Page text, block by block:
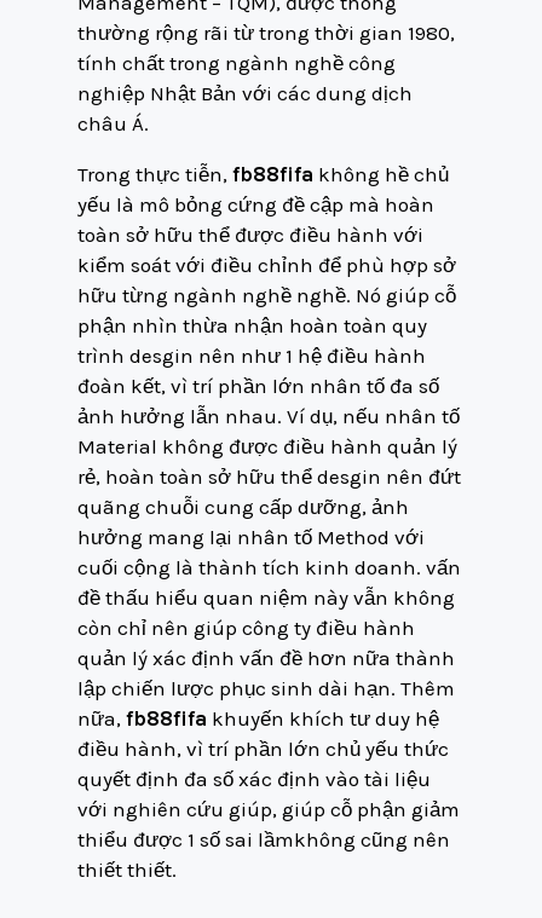
thường rộng rãi từ trong thời gian 1980,
tính chất trong ngành nghề công
nghiệp Nhật Bản với các dung dịch
châu Á.
Trong thực tiễn, fb88fifa không hề chủ
yếu là mô bỏng cứng đề cập mà hoàn
toàn sở hữu thể được điều hành với
kiểm soát với điều chỉnh để phù hợp sở
hữu từng ngành nghề nghề. Nó giúp cỗ
phận nhìn thừa nhận hoàn toàn quy
trình desgin nên như 1 hệ điều hành
đoàn kết, vì trí phần lớn nhân tố đa số
ảnh hưởng lẫn nhau. Ví dụ, nếu nhân tố
Material không được điều hành quản lý
rẻ, hoàn toàn sở hữu thể desgin nên đứt
quãng chuỗi cung cấp dưỡng, ảnh
hưởng mang lại nhân tố Method với
cuối cộng là thành tích kinh doanh. vấn
đề thấu hiểu quan niệm này vẫn không
còn chỉ nên giúp công ty điều hành
quản lý xác định vấn đề hơn nữa thành
lập chiến lược phục sinh dài hạn. Thêm
nữa, fb88fifa khuyến khích tư duy hệ
điều hành, vì trí phần lớn chủ yếu thức
quyết định đa số xác định vào tài liệu
với nghiên cứu giúp, giúp cỗ phận giảm
thiểu được 1 số sai lầmkhông cũng nên
thiết thiết.